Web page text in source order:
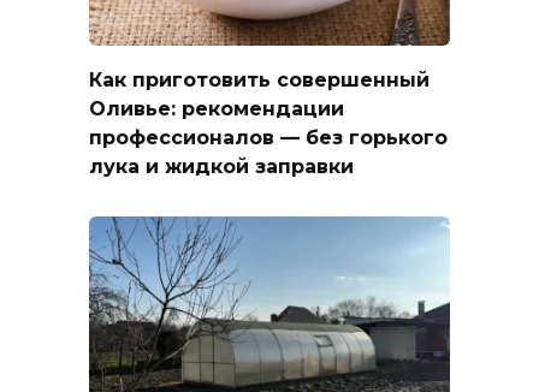
Как приготовить совершенный
Оливье: рекомендации
профессионалов — без горького
лука и жидкой заправки